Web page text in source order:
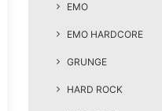
EMO
EMO HARDCORE
GRUNGE
HARD ROCK